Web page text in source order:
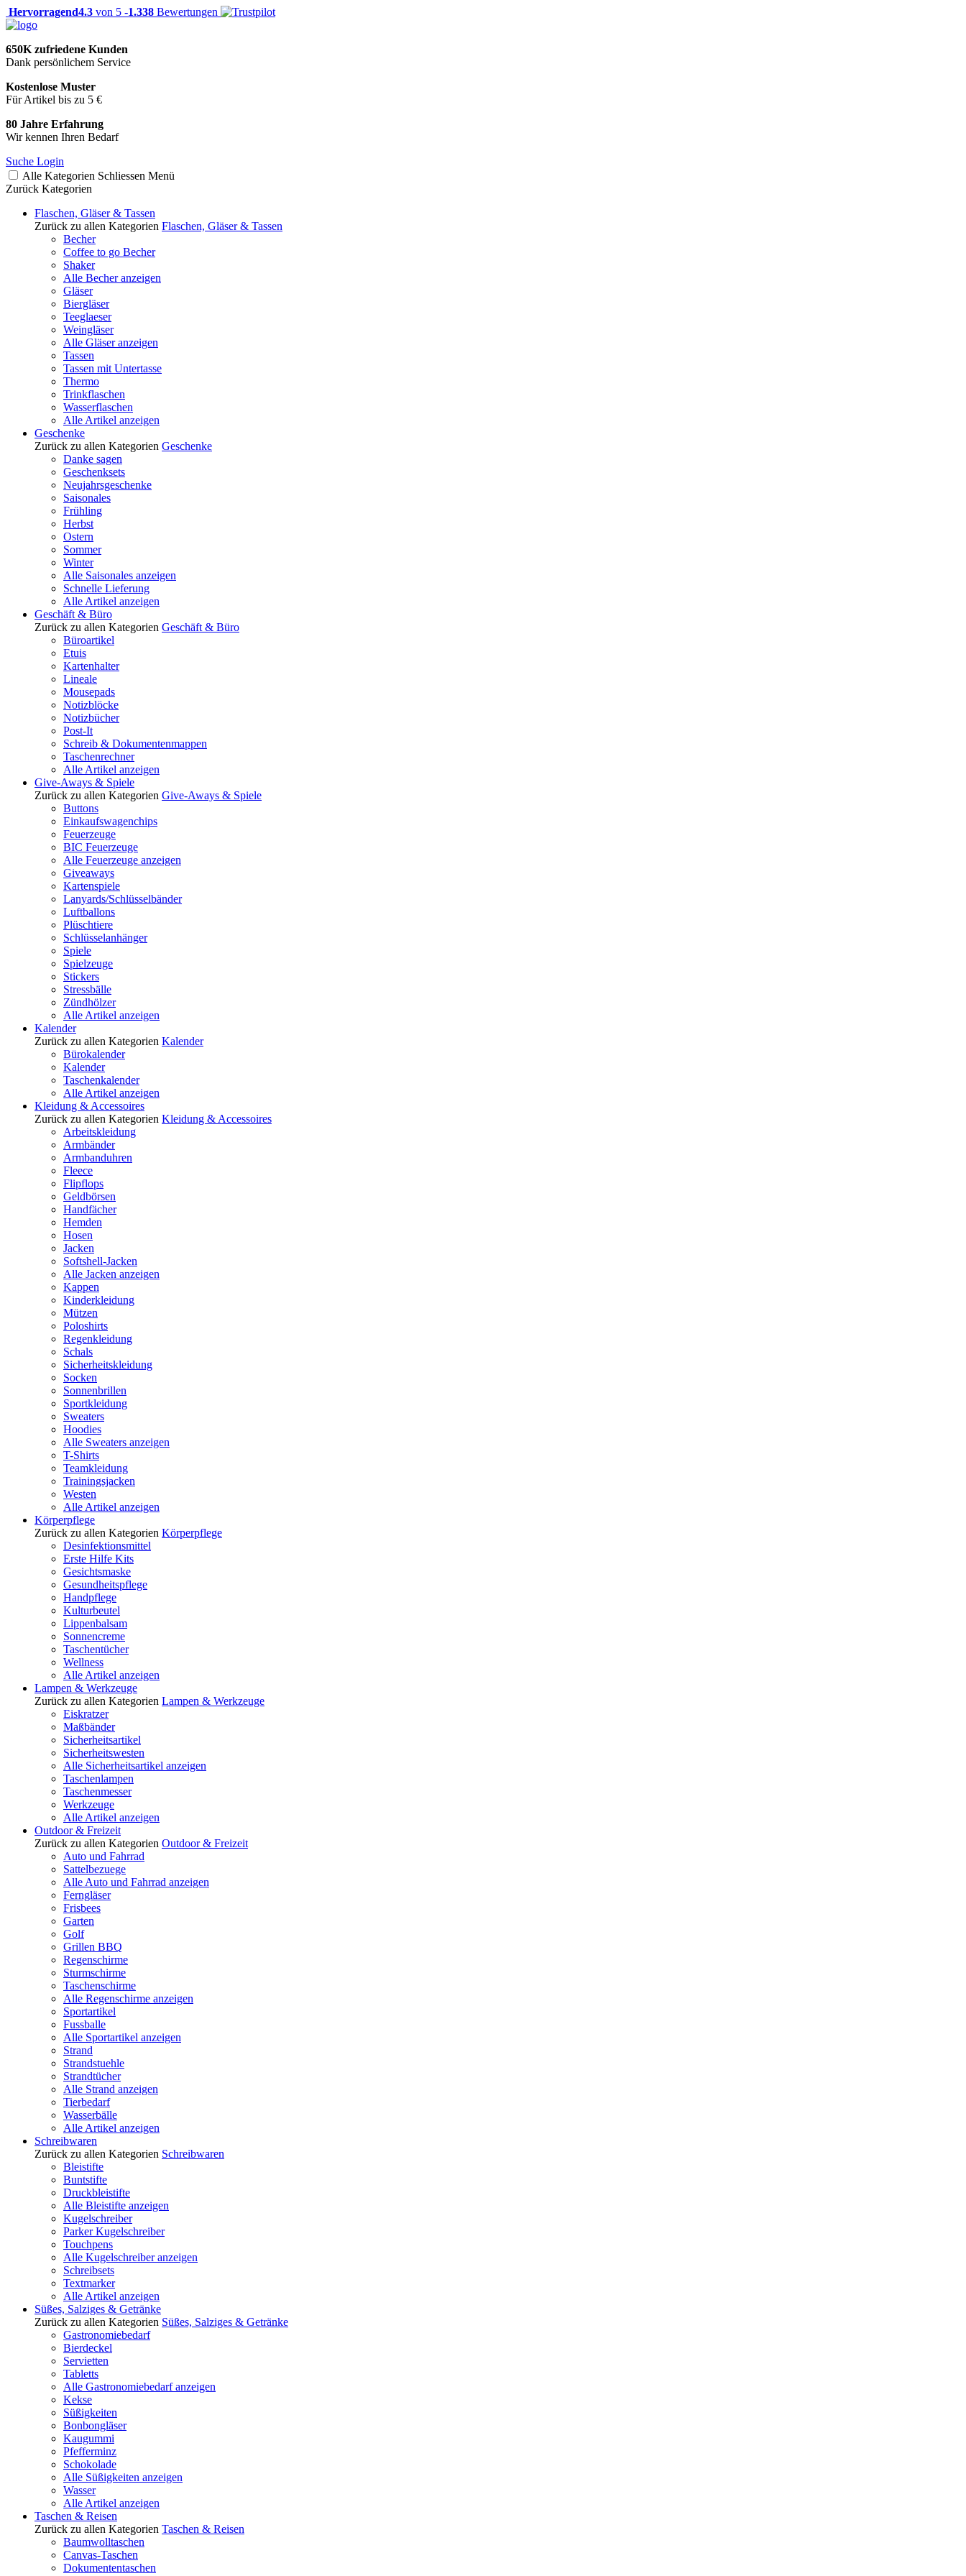
Hervorragend4.3 von 5 -1.338 Bewertungen
650K zufriedene Kunden
Dank persönlichem Service
Kostenlose Muster
Für Artikel bis zu 5 €
80 Jahre Erfahrung
Wir kennen Ihren Bedarf
Suche Login
Alle Kategorien Schliessen Menü
Zurück Kategorien
Flaschen, Gläser & Tassen
Zurück zu allen Kategorien Flaschen, Gläser & Tassen
Becher
Coffee to go Becher
Shaker
Alle Becher anzeigen
Gläser
Biergläser
Teeglaeser
Weingläser
Alle Gläser anzeigen
Tassen
Tassen mit Untertasse
Thermo
Trinkflaschen
Wasserflaschen
Alle Artikel anzeigen
Geschenke
Zurück zu allen Kategorien Geschenke
Danke sagen
Geschenksets
Neujahrsgeschenke
Saisonales
Frühling
Herbst
Ostern
Sommer
Winter
Alle Saisonales anzeigen
Schnelle Lieferung
Alle Artikel anzeigen
Geschäft & Büro
Zurück zu allen Kategorien Geschäft & Büro
Büroartikel
Etuis
Kartenhalter
Lineale
Mousepads
Notizblöcke
Notizbücher
Post-It
Schreib & Dokumentenmappen
Taschenrechner
Alle Artikel anzeigen
Give-Aways & Spiele
Zurück zu allen Kategorien Give-Aways & Spiele
Buttons
Einkaufswagenchips
Feuerzeuge
BIC Feuerzeuge
Alle Feuerzeuge anzeigen
Giveaways
Kartenspiele
Lanyards/Schlüsselbänder
Luftballons
Plüschtiere
Schlüsselanhänger
Spiele
Spielzeuge
Stickers
Stressbälle
Zündhölzer
Alle Artikel anzeigen
Kalender
Zurück zu allen Kategorien Kalender
Bürokalender
Kalender
Taschenkalender
Alle Artikel anzeigen
Kleidung & Accessoires
Zurück zu allen Kategorien Kleidung & Accessoires
Arbeitskleidung
Armbänder
Armbanduhren
Fleece
Flipflops
Geldbörsen
Handfächer
Hemden
Hosen
Jacken
Softshell-Jacken
Alle Jacken anzeigen
Kappen
Kinderkleidung
Mützen
Poloshirts
Regenkleidung
Schals
Sicherheitskleidung
Socken
Sonnenbrillen
Sportkleidung
Sweaters
Hoodies
Alle Sweaters anzeigen
T-Shirts
Teamkleidung
Trainingsjacken
Westen
Alle Artikel anzeigen
Körperpflege
Zurück zu allen Kategorien Körperpflege
Desinfektionsmittel
Erste Hilfe Kits
Gesichtsmaske
Gesundheitspflege
Handpflege
Kulturbeutel
Lippenbalsam
Sonnencreme
Taschentücher
Wellness
Alle Artikel anzeigen
Lampen & Werkzeuge
Zurück zu allen Kategorien Lampen & Werkzeuge
Eiskratzer
Maßbänder
Sicherheitsartikel
Sicherheitswesten
Alle Sicherheitsartikel anzeigen
Taschenlampen
Taschenmesser
Werkzeuge
Alle Artikel anzeigen
Outdoor & Freizeit
Zurück zu allen Kategorien Outdoor & Freizeit
Auto und Fahrrad
Sattelbezuege
Alle Auto und Fahrrad anzeigen
Ferngläser
Frisbees
Garten
Golf
Grillen BBQ
Regenschirme
Sturmschirme
Taschenschirme
Alle Regenschirme anzeigen
Sportartikel
Fussballe
Alle Sportartikel anzeigen
Strand
Strandstuehle
Strandtücher
Alle Strand anzeigen
Tierbedarf
Wasserbälle
Alle Artikel anzeigen
Schreibwaren
Zurück zu allen Kategorien Schreibwaren
Bleistifte
Buntstifte
Druckbleistifte
Alle Bleistifte anzeigen
Kugelschreiber
Parker Kugelschreiber
Touchpens
Alle Kugelschreiber anzeigen
Schreibsets
Textmarker
Alle Artikel anzeigen
Süßes, Salziges & Getränke
Zurück zu allen Kategorien Süßes, Salziges & Getränke
Gastronomiebedarf
Bierdeckel
Servietten
Tabletts
Alle Gastronomiebedarf anzeigen
Kekse
Süßigkeiten
Bonbongläser
Kaugummi
Pfefferminz
Schokolade
Alle Süßigkeiten anzeigen
Wasser
Alle Artikel anzeigen
Taschen & Reisen
Zurück zu allen Kategorien Taschen & Reisen
Baumwolltaschen
Canvas-Taschen
Dokumententaschen